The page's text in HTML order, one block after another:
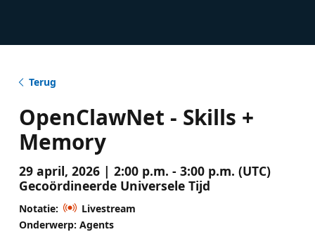
Terug
OpenClawNet - Skills +
Memory
29 april, 2026 | 2:00 p.m. - 3:00 p.m. (UTC)
Gecoördineerde Universele Tijd
Notatie:
Livestream
Onderwerp: Agents